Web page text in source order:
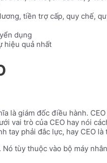
tiền trợ cấp, quy chế,
dụng
hiệu quả nhất
là giám đốc điều hành.
vai trò của CEO hay nói
tay phải đắc lực, hay CEO
tùy thuộc vào bộ máy